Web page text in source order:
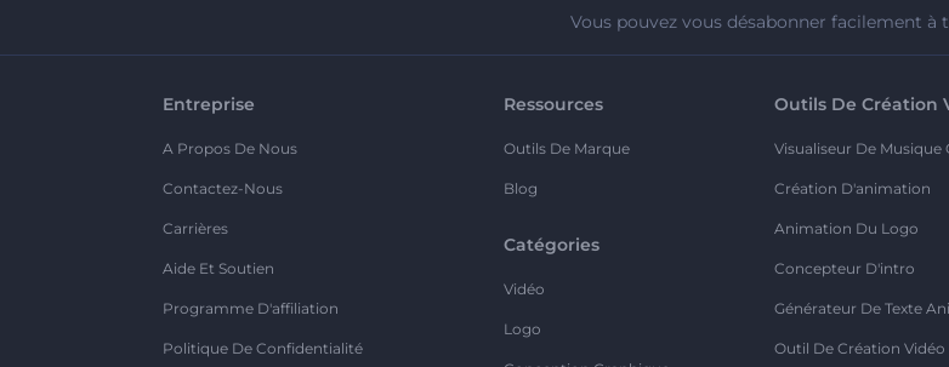
Vous pouvez vous désabonner facilement
Entreprise
A Propos De Nous
Contactez-Nous
Carrières
Aide Et Soutien
Programme D'affiliation
Politique De Confidentialité
Ressources
Outils De Marque
Blog
Catégories
Vidéo
Logo
Outils De Création
Visualiseur De Musique
Création D'animation
Animation Du Logo
Concepteur D'intro
Générateur De Texte
Outil De Création Vidéo